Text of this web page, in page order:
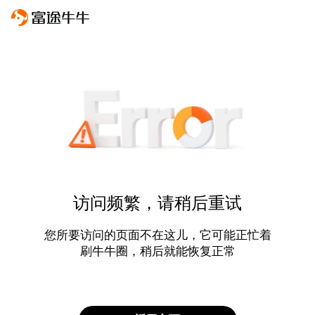
访问频繁，请稍后重试
您所要访问的页面不在这儿，它可能正忙着
刷牛牛圈，稍后就能恢复正常